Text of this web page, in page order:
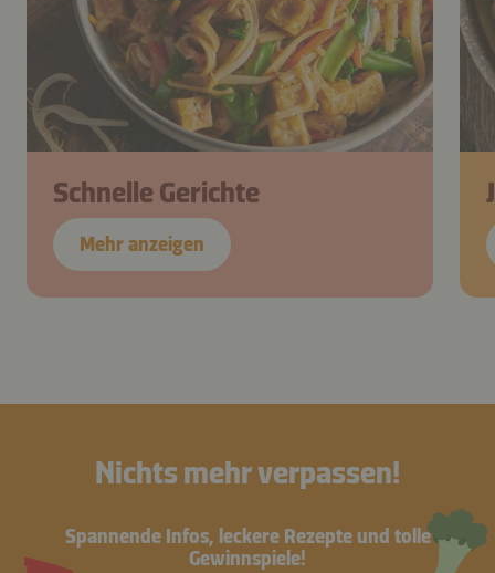
Schnelle Gerichte
Mehr anzeigen
Nichts mehr verpassen!
Spannende Infos, leckere Rezepte und tolle
Gewinnspiele!